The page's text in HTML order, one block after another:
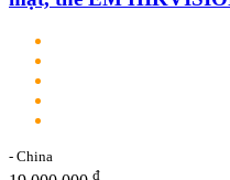
- China
₫